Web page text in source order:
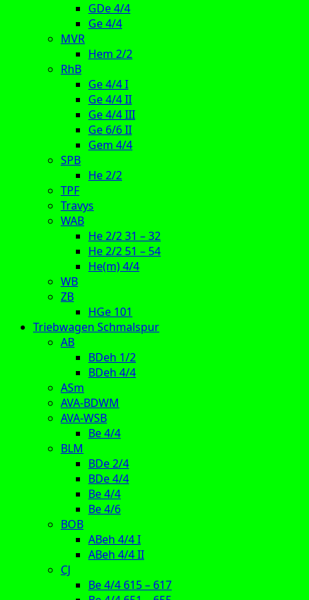
GDe 4/4
Ge 4/4
MVR
Hem 2/2
RhB
Ge 4/4 I
Ge 4/4 II
Ge 4/4 III
Ge 6/6 II
Gem 4/4
SPB
He 2/2
TPF
Travys
WAB
He 2/2 31 – 32
He 2/2 51 – 54
He(m) 4/4
WB
ZB
HGe 101
Triebwagen Schmalspur
AB
BDeh 1/2
BDeh 4/4
ASm
AVA-BDWM
AVA-WSB
Be 4/4
BLM
BDe 2/4
BDe 4/4
Be 4/4
Be 4/6
BOB
ABeh 4/4 I
ABeh 4/4 II
CJ
Be 4/4 615 – 617